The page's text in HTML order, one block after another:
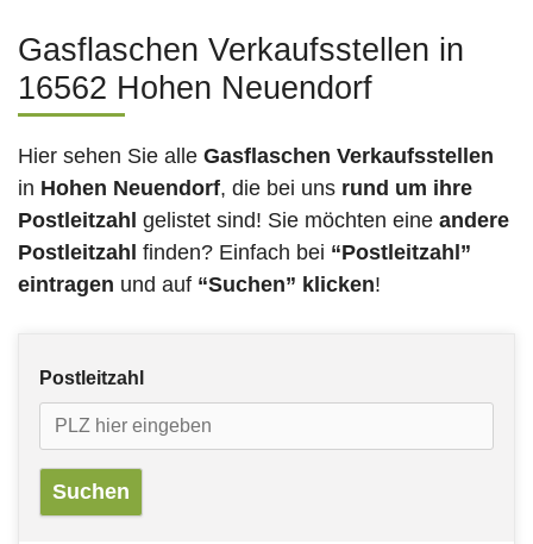
Gasflaschen Verkaufsstellen in
16562 Hohen Neuendorf
Hier sehen Sie alle Gasflaschen Verkaufsstellen
in Hohen Neuendorf, die bei uns rund um ihre
Postleitzahl gelistet sind! Sie möchten eine andere
Postleitzahl finden? Einfach bei “Postleitzahl”
eintragen und auf “Suchen” klicken!
Postleitzahl